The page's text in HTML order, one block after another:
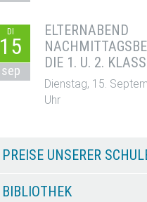
DI
15
sep
ELTERNABEND
DIE 1. U. 2.
Dienstag, 15.
Uhr
PREISE UNSERER
BIBLIOTHEK